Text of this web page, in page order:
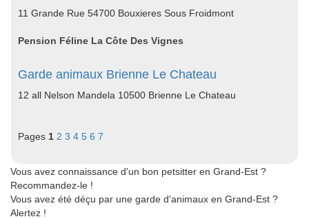
11 Grande Rue 54700 Bouxieres Sous Froidmont
Pension Féline La Côte Des Vignes
Garde animaux Brienne Le Chateau
12 all Nelson Mandela 10500 Brienne Le Chateau
Pages 1 2 3 4 5 6 7
Vous avez connaissance d'un bon petsitter en Grand-Est ?
Recommandez-le !
Vous avez été déçu par une garde d'animaux en Grand-Est ?
Alertez !